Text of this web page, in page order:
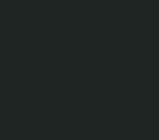
marketing